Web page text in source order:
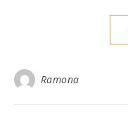
Ramona